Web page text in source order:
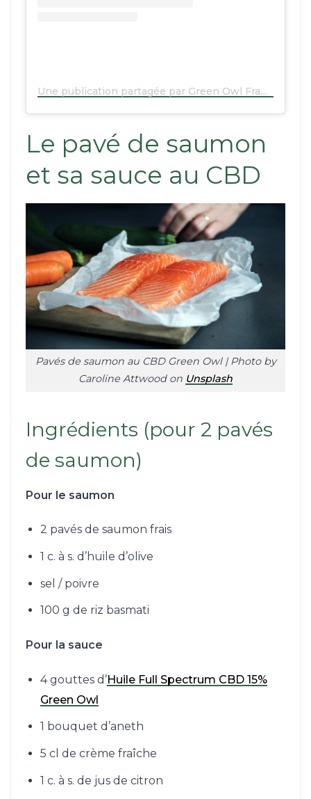
Une publication partagée par Green Owl France (@greenowl_france)
Le pavé de saumon
et sa sauce au CBD
Pavés de saumon au CBD Green Owl | Photo by
Caroline Attwood on Unsplash
Ingrédients (pour 2 pavés
de saumon)
Pour le saumon
2 pavés de saumon frais
1 c. à s. d’huile d’olive
sel / poivre
100 g de riz basmati
Pour la sauce
4 gouttes d’Huile Full Spectrum CBD 15%
Green Owl
1 bouquet d’aneth
5 cl de crème fraîche
1 c. à s. de jus de citron